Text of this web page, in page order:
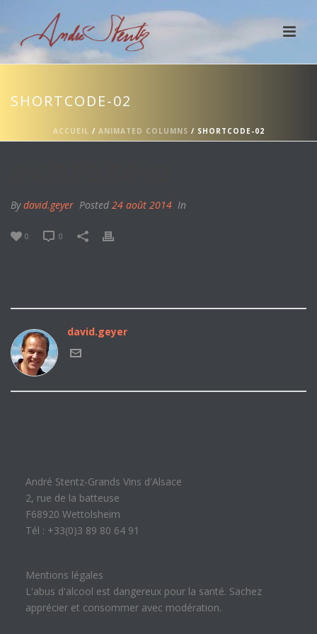
SHORTCODE-02
ACCUEIL / ANIMATED COLUMNS / SHORTCODE-02
Bydavid.geyer Posted 24 août 2014 In
0 0
david.geyer
André Stentz-Grands Vins d'Alsace
2, rue de la batteuse
F68920 Wettolsheim
Tél : +33(0)3 89 80 64 91
Mentions légales
L'abus d'alcool est dangereux pour la santé. Sachez
apprécier et consommer avec modération.